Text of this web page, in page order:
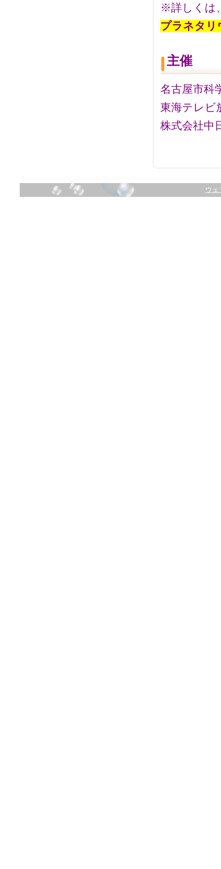
※詳しくは
プラネタリ
主催
名古屋市科
東海テレビ
株式会社中
ウ